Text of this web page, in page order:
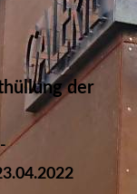
der